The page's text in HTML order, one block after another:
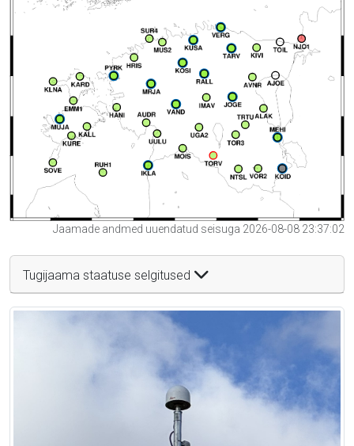
Jaamade andmed uuendatud seisuga 2026-08-08 23:37:02
Tugijaama staatuse selgitused